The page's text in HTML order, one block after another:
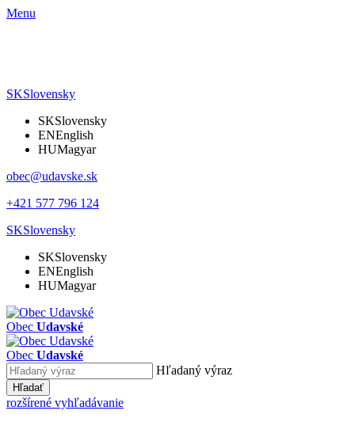
Menu
SKSlovensky
SKSlovensky
ENEnglish
HUMagyar
obec@udavske.sk
+421 577 796 124
SKSlovensky
SKSlovensky
ENEnglish
HUMagyar
Obec Udavské
Obec Udavské
Hľadaný výraz
Hľadať
rozšírené vyhľadávanie